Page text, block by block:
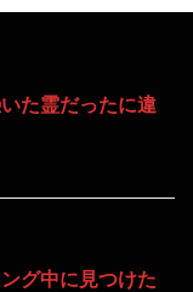
た霊だったに違
グ中に見つけた